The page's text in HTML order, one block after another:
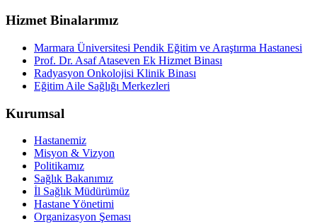
Hizmet Binalarımız
Marmara Üniversitesi Pendik Eğitim ve Araştırma Hastanesi
Prof. Dr. Asaf Ataseven Ek Hizmet Binası
Radyasyon Onkolojisi Klinik Binası
Eğitim Aile Sağlığı Merkezleri
Kurumsal
Hastanemiz
Misyon & Vizyon
Politikamız
Sağlık Bakanımız
İl Sağlık Müdürümüz
Hastane Yönetimi
Organizasyon Şeması